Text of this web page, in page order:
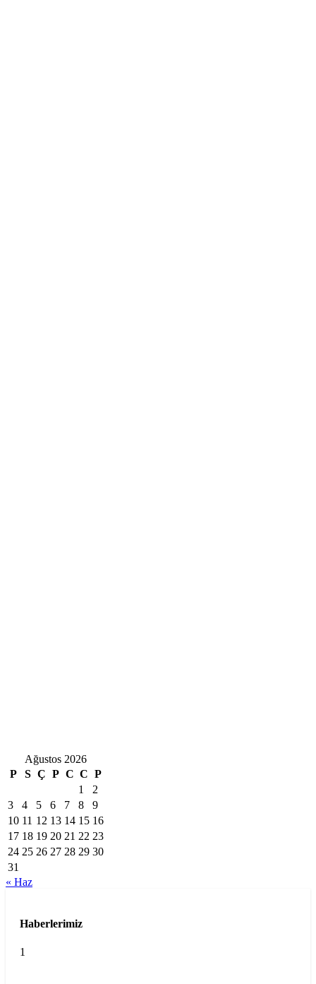
Ağustos 2026
P
S Ç P C C P
1
2
3
4 5 6 7 8
9
10 11 12 13 14 15 16
17 18 19 20 21 22 23
24 25 26 27 28 29 30
31
« Haz
Haberlerimiz
1